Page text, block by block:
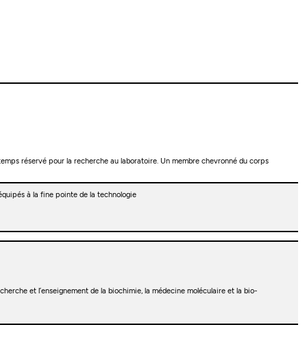
réservé pour la recherche au laboratoire. Un membre chevronné du corps
à la fine pointe de la technologie
et l’enseignement de la biochimie, la médecine moléculaire et la bio-